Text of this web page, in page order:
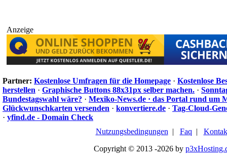
Anzeige
Partner: Kostenlose Umfragen für die Homepage · Kostenlose
herstellen · Graphische Buttons 88x31px selber machen. ·
Bundestagswahl wäre? · Mexiko-News.de · das Portal rund um
Glückwunschkarten versenden · konvertiere.de · Tag-Cloud-
· yfind.de - Domain Check
Nutzungsbedingungen | Faq |
Copyright © 2013 -2026 by